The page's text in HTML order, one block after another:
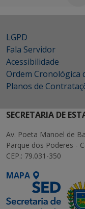
LGPD
Fala Servidor
Acessibilidade
Ordem Cronológica
Planos de
SECRETARIA DE
Av. Poeta Manoel de
Parque dos Poderes -
CEP.: 79.031-350
MAPA